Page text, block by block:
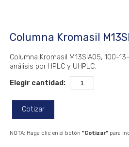
Columna Kromasil
Columna Kromasil M13SIA05, 100-
análisis por HPLC y UHPLC.
Elegir cantidad:
Cotizar
NOTA: Haga clic en el botón "Cotizar" para